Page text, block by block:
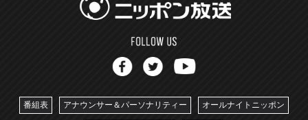
番組表 アナウンサー＆パーソナリティー オールナイトニッポン